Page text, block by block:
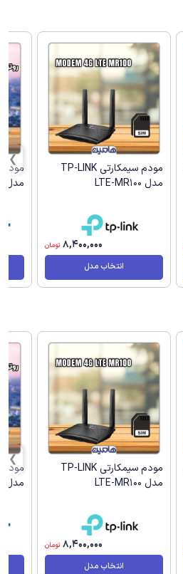
مودم سیمکارتی TP-LINK
مدل LTE-MR100
8,400,000 تومان
انتخاب مدل
مدل NW-431F
مودم سیمکارتی TP-LINK
مدل LTE-MR100
8,400,000 تومان
انتخاب مدل
مدل NW-431F